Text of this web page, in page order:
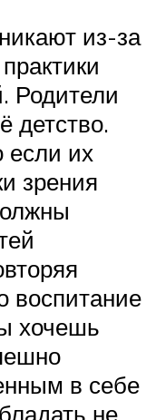
из-за
Родители
детство.
если их
зрения
воспитание
хочешь
в себе
не